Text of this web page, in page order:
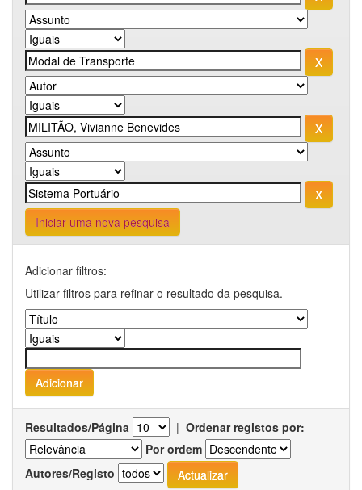
Iniciar uma nova pesquisa
Adicionar filtros:
Utilizar filtros para refinar o resultado da pesquisa.
Resultados/Página | Ordenar registos por:
Por ordem
Autores/Registo